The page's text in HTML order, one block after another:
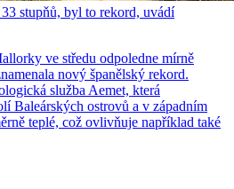
stupňů, byl to rekord, uvádí
ve středu odpoledne mírně
nový španělský rekord.
služba Aemet, která
Baleárských ostrovů a v západním
teplé, což ovlivňuje například také